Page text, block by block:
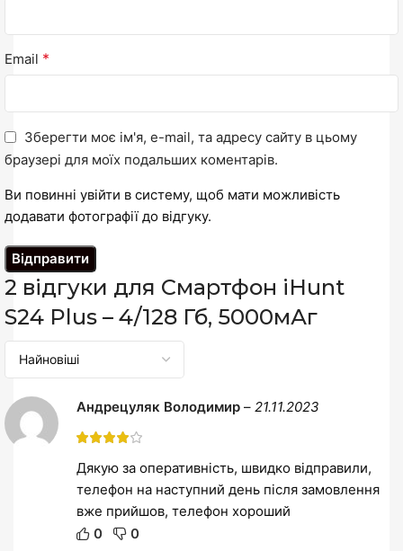
2 відгуки для Смартфон iHunt
S24 Plus – 4/128 Гб, 5000мАг
Андрецуляк Володимир – 21.11.2023
Дякую за оперативність, швидко відправили,
телефон на наступний день після замовлення
вже прийшов, телефон хороший
0
0
Email *
Зберегти моє ім'я, e-mail, та адресу сайту в цьому
браузері для моїх подальших коментарів.
Ви повинні увійти в систему, щоб мати можливість
додавати фотографії до відгуку.